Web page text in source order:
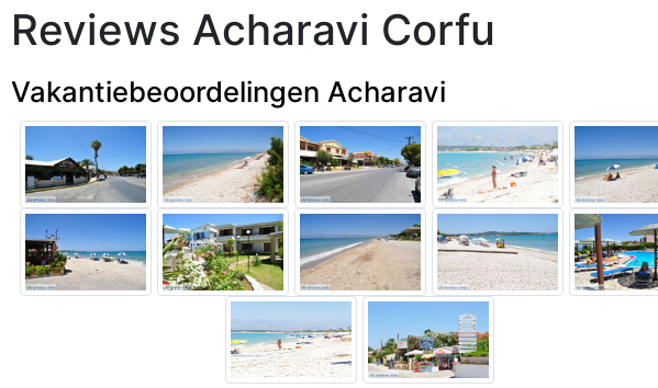
Reviews Acharavi Corfu
Vakantiebeoordelingen Acharavi